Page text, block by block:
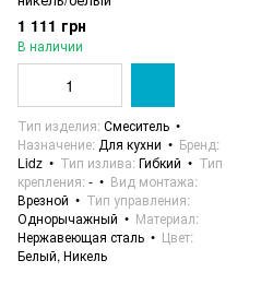
1 111 грн
В наличии
Тип изделия Смеситель
Назначение Для кухни
Бренд
Lidz
Тип излива Гибкий
Тип
крепления -
Вид монтажа
Врезной
Тип управления
Однорычажный
Материал
Нержавеющая сталь
Цвет
Белый, Никель